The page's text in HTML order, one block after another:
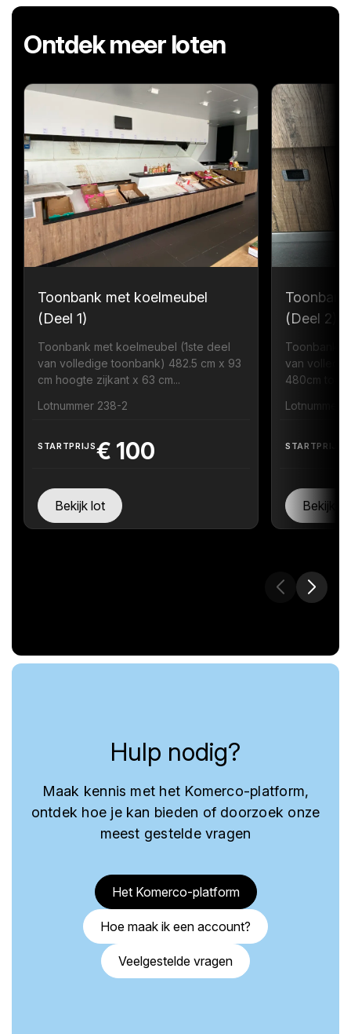
Ontdek meer loten
Toonbank met koelmeubel
(Deel 1)
Toonbank met koelmeubel (1ste deel
van volledige toonbank) 482.5 cm x 93
cm hoogte zijkant x 63 cm...
Lotnummer 238-2
STARTPRIJS€ 100
Bekijk lot
(Deel 2)
Toonbank
van
480cm
Lotnummer
STARTPRIJS
Bekijk
Hulp nodig?
Maak kennis met het Komerco-platform,
ontdek hoe je kan bieden of doorzoek onze
meest gestelde vragen
Het Komerco-platform
Hoe maak ik een account?
Veelgestelde vragen